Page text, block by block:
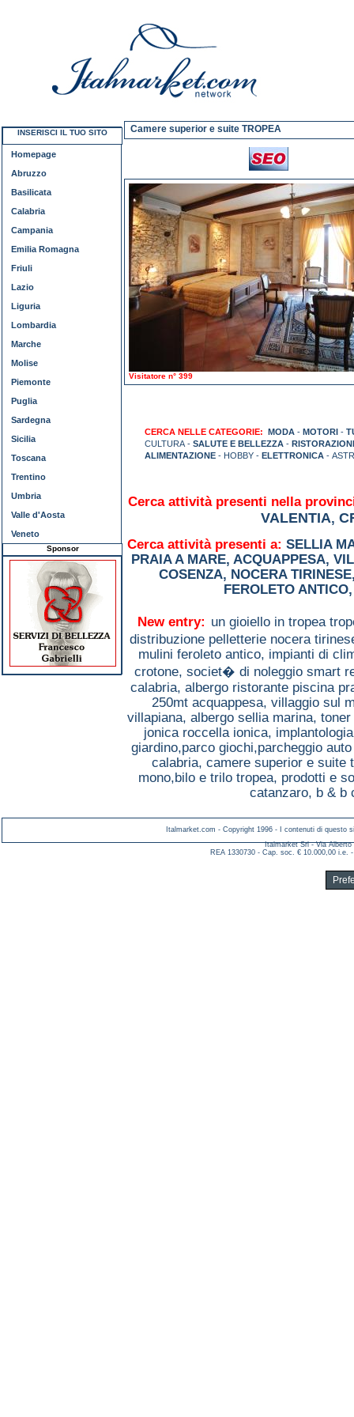
Camere superior e suite TROPEA
Visitatore n° 399
CERCA NELLE CATEGORIE: MODA - MOTORI -
CULTURA - SALUTE E BELLEZZA -
ALIMENTAZIONE - HOBBY - ELETTRONICA -
Cerca attività presenti nella
VALENTIA,
Cerca attività presenti a: SELLIA
PRAIA A MARE, ACQUAPPESA,
COSENZA, NOCERA TIRINESE
FEROLETO ANTICO
New entry: un gioiello in tropea
distribuzione pelletterie nocera
mulini feroleto antico, impianti di
crotone, societ� di noleggio smart
calabria, albergo ristorante piscina
250mt acquappesa, villaggio sul
villapiana, albergo sellia marina,
jonica roccella ionica,
giardino,parco giochi,parcheggio
calabria, camere superior e suite
mono,bilo e trilo tropea, prodotti e
catanzaro, b & b
INSERISCI IL TUO SITO
Homepage
Abruzzo
Basilicata
Calabria
Campania
Emilia Romagna
Friuli
Lazio
Liguria
Lombardia
Marche
Molise
Piemonte
Puglia
Sardegna
Sicilia
Toscana
Trentino
Umbria
Valle d'Aosta
Veneto
Sponsor
Italmarket.com - Copyright 1996 - I contenuti di questo
Italmarket Srl - Via Alberto
REA 1330730 - Cap. soc. € 10.000,00 i.e.